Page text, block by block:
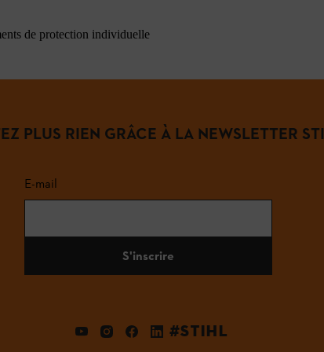
de protection individuelle
PLUS RIEN GRÂCE À LA NEWSLETTER
E-mail
S'inscrire
#STIHL